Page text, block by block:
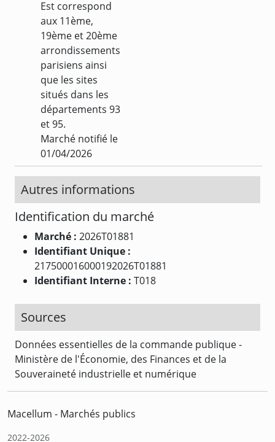
Est correspond
aux 11ème,
19ème et 20ème
arrondissements
parisiens ainsi
que les sites
situés dans les
départements 93
et 95.
Marché notifié le
01/04/2026
Autres informations
Identification du marché
Marché : 2026T01881
Identifiant Unique :
217500016000192026T01881
Identifiant Interne : T018
Sources
Données essentielles de la commande publique -
Ministère de l'Économie, des Finances et de la
Souveraineté industrielle et numérique
Macellum - Marchés publics
2022-2026